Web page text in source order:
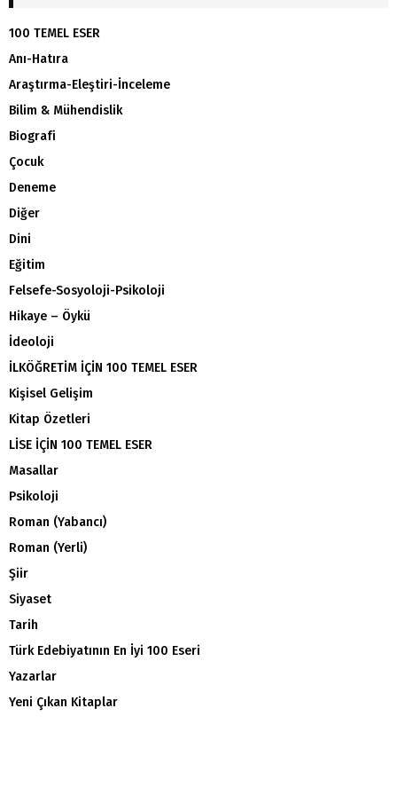
100 TEMEL ESER
Anı-Hatıra
Araştırma-Eleştiri-İnceleme
Bilim & Mühendislik
Biografi
Çocuk
Deneme
Diğer
Dini
Eğitim
Felsefe-Sosyoloji-Psikoloji
Hikaye – Öykü
İdeoloji
İLKÖĞRETİM İÇİN 100 TEMEL ESER
Kişisel Gelişim
Kitap Özetleri
LİSE İÇİN 100 TEMEL ESER
Masallar
Psikoloji
Roman (Yabancı)
Roman (Yerli)
Şiir
Siyaset
Tarih
Türk Edebiyatının En İyi 100 Eseri
Yazarlar
Yeni Çıkan Kitaplar